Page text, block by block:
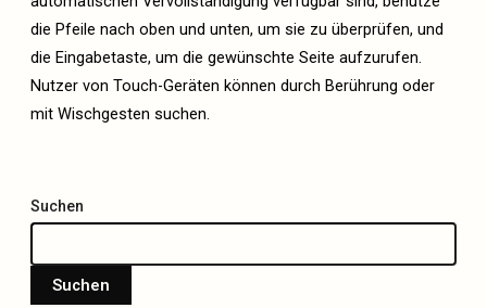
die Pfeile nach oben und unten, um sie zu überprüfen, und
die Eingabetaste, um die gewünschte Seite aufzurufen.
Nutzer von Touch-Geräten können durch Berührung oder
mit Wischgesten suchen.
Suchen
Suchen